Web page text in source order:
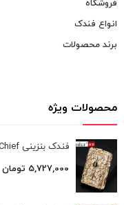
فروشگاه
انواع فندک
برند محصولات
محصولات ویژه
فندک بنزینی Chief نگین دار (جعبه چوبی)
5,727,000 تومان